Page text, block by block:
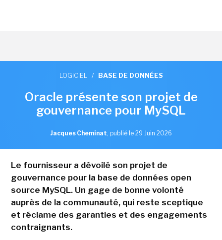
LOGICIEL / BASE DE DONNÉES
Oracle présente son projet de
gouvernance pour MySQL
Jacques Cheminat, publié le 29 Juin 2026
Le fournisseur a dévoilé son projet de
gouvernance pour la base de données open
source MySQL. Un gage de bonne volonté
auprès de la communauté, qui reste sceptique
et réclame des garanties et des engagements
contraignants.